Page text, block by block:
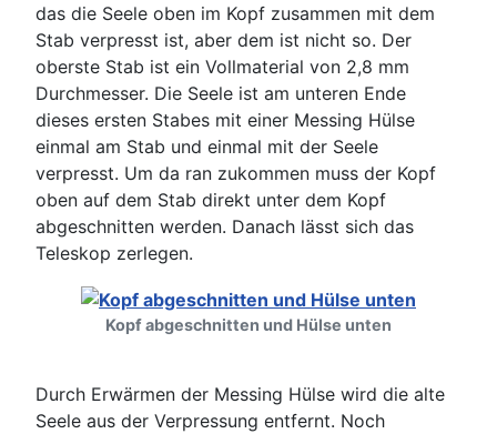
das die Seele oben im Kopf zusammen mit dem
Stab verpresst ist, aber dem ist nicht so. Der
oberste Stab ist ein Vollmaterial von 2,8 mm
Durchmesser. Die Seele ist am unteren Ende
dieses ersten Stabes mit einer Messing Hülse
einmal am Stab und einmal mit der Seele
verpresst. Um da ran zukommen muss der Kopf
oben auf dem Stab direkt unter dem Kopf
abgeschnitten werden. Danach lässt sich das
Teleskop zerlegen.
Kopf abgeschnitten und Hülse unten
Durch Erwärmen der Messing Hülse wird die alte
Seele aus der Verpressung entfernt. Noch